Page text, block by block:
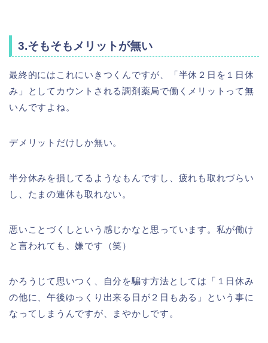
3.そもそもメリットが無い
最終的にはこれにいきつくんですが、「半休２日を１日休
み」としてカウントされる調剤薬局で働くメリットって無
いんですよね。
デメリットだけしか無い。
半分休みを損してるようなもんですし、疲れも取れづらい
し、たまの連休も取れない。
悪いことづくしという感じかなと思っています。私が働け
と言われても、嫌です（笑）
かろうじて思いつく、自分を騙す方法としては「１日休み
の他に、午後ゆっくり出来る日が２日もある」という事に
なってしまうんですが、まやかしです。